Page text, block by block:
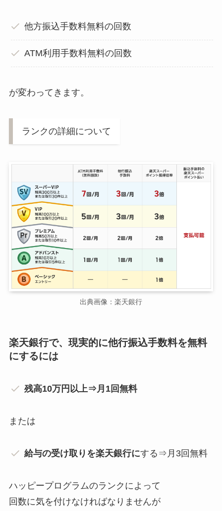
他方振込手数料無料の回数
ATM利用手数料無料の回数
が変わってきます。
ランクの詳細について
出典画像：楽天銀行
楽天銀行で、現実的に他行振込手数料を無料
にするには
残高10万円以上⇒月1回無料
または
給与の受け取りを楽天銀行にする⇒月3回無料
ハッピープログラムのランクによって
回数に気を付けなければなりませんが